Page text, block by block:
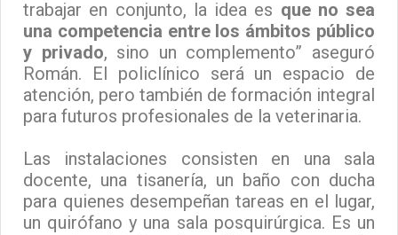
trabajar en conjunto, la idea es que no sea
una competencia entre los ámbitos público
y privado, sino un complemento” aseguró
Román. El policlínico será un espacio de
atención, pero también de formación integral
para futuros profesionales de la veterinaria.
Las instalaciones consisten en una sala
docente, una tisanería, un baño con ducha
para quienes desempeñan tareas en el lugar,
un quirófano y una sala posquirúrgica. Es un